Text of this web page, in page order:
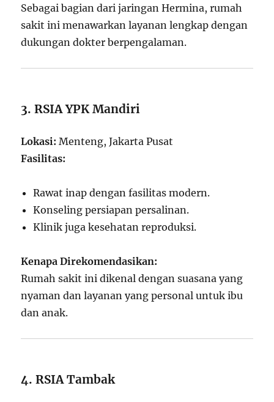
Sebagai bagian dari jaringan Hermina, rumah
sakit ini menawarkan layanan lengkap dengan
dukungan dokter berpengalaman.
3. RSIA YPK Mandiri
Lokasi: Menteng, Jakarta Pusat
Fasilitas:
Rawat inap dengan fasilitas modern.
Konseling persiapan persalinan.
Klinik juga kesehatan reproduksi.
Kenapa Direkomendasikan:
Rumah sakit ini dikenal dengan suasana yang
nyaman dan layanan yang personal untuk ibu
dan anak.
4. RSIA Tambak